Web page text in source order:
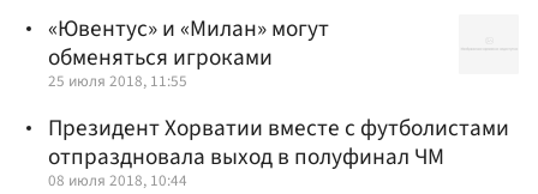
«Ювентус» и «Милан» могут
обменяться игроками
25 июля 2018, 11:55
Президент Хорватии вместе с футболистами
отпраздновала выход в полуфинал ЧМ
08 июля 2018, 10:44